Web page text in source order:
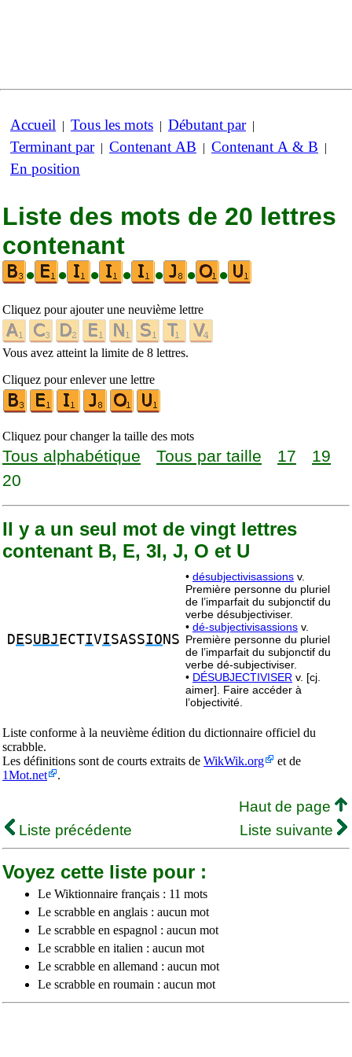
Accueil | Tous les mots | Débutant par|
Terminant par| Contenant AB | Contenant A & B |
En position
Liste des mots de 20 lettres
contenant
•
• • • • • •
Cliquez pour ajouter une neuvième lettre
Vous avez atteint la limite de 8 lettres.
Cliquez pour enlever une lettre
Cliquez pour changer la taille des mots
Tous alphabétique Tous par taille 17
19
20
Il y a un seul mot de vingt lettres
contenant B, E, 3I, J, O et U
D ESUBJ ECTIVISASSIO NS
• désubjectivisassions v.
Première personne du pluriel
de l’imparfait du subjonctif du
verbe désubjectiviser.
• dé-subjectivisassions v.
Première personne du pluriel
de l’imparfait du subjonctif du
verbe dé-subjectiviser.
• DÉSUBJECTIVISER v. [cj.
aimer]. Faire accéder à
l’objectivité.
Liste conforme à la neuvième édition du dictionnaire officiel du
scrabble.
Les définitions sont de courts extraits de WikWik.org
et de
1Mot.net
.
Haut de page
Liste précédente
Liste suivante
Voyez cette liste pour :
Le Wiktionnaire français : 11 mots
Le scrabble en anglais : aucun mot
Le scrabble en espagnol : aucun mot
Le scrabble en italien : aucun mot
Le scrabble en allemand : aucun mot
Le scrabble en roumain : aucun mot